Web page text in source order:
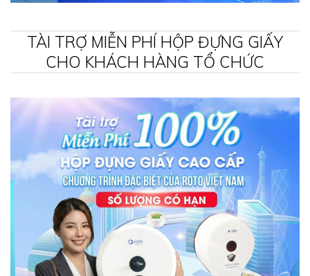
TÀI TRỢ MIỄN PHÍ HỘP ĐỰNG GIẤY
CHO KHÁCH HÀNG TỔ CHỨC